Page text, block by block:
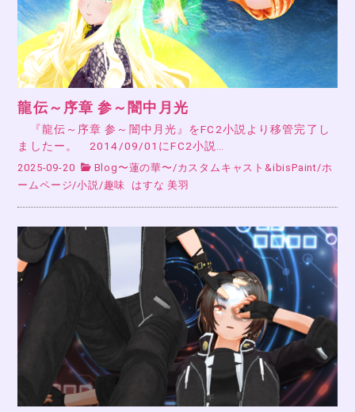
龍伝～序章 参～闇中月光
『龍伝～序章 参～闇中月光』をFC2小説より移管完了し
ましたー。 2014/09/01にFC2小説…
2025-09-20 Blog〜蓮の華〜 /カスタムキャスト&ibisPaint/ホ
ームページ/小説 /趣味 はすな 美羽